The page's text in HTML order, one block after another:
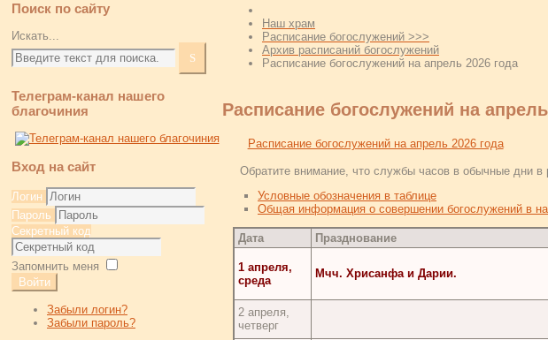
Поиск по сайту
Искать...
Телеграм-канал нашего
благочиния
Вход на сайт
Логин
Пароль
Секретный код
Запомнить меня
Войти
Забыли логин?
Забыли пароль?
Наш храм
Расписание богослужений >>>
Архив расписаний богослужений
Расписание богослужений на апрель 2026 года
Расписание богослужений на
Расписание богослужений на апрель 2026 года
Обратите внимание, что службы часов в обычные дни в
Условные обозначения в таблице
Общая информация о совершении богослужений в
Дата Празднование
1 апреля,
среда
Мчч. Хрисанфа и Дарии.
2 апреля,
четверг